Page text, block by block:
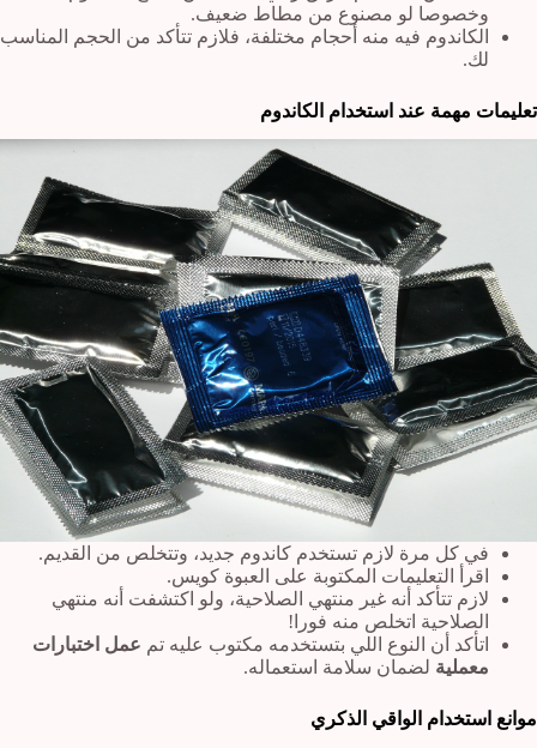
وخصوصا لو مصنوع من مطاط ضعيف.
الكاندوم فيه منه أحجام مختلفة، فلازم تتأكد من الحجم المناسب
لك.
تعليمات مهمة عند استخدام الكاندوم
في كل مرة لازم تستخدم كاندوم جديد، وتتخلص من القديم.
اقرأ التعليمات المكتوبة على العبوة كويس.
لازم تتأكد أنه غير منتهي الصلاحية، ولو اكتشفت أنه منتهي
الصلاحية اتخلص منه فورا!
اتأكد أن النوع اللي بتستخدمه مكتوب عليه تم عمل اختبارات
معملية لضمان سلامة استعماله.
موانع استخدام الواقي الذكري